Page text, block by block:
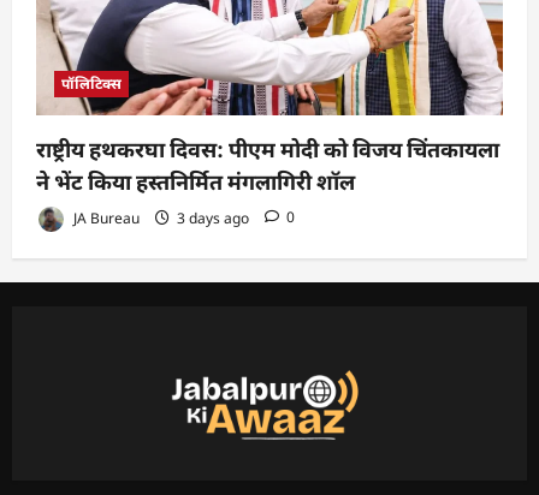
पॉलिटिक्स
राष्ट्रीय हथकरघा दिवस: पीएम मोदी को विजय चिंतकायला
ने भेंट किया हस्तनिर्मित मंगलागिरी शॉल
JA Bureau 3 days ago 0